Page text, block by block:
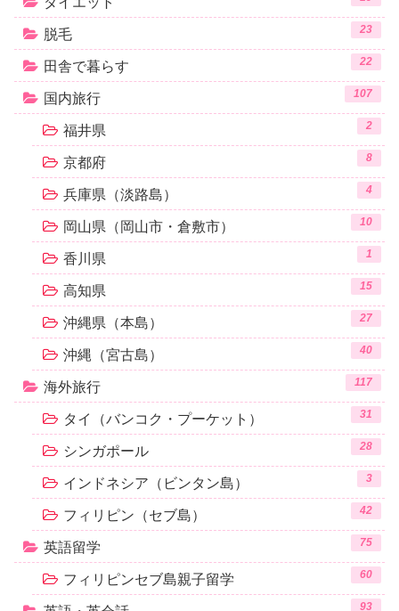
脱毛 23
田舎で暮らす 22
国内旅行 107
福井県 2
京都府 8
兵庫県（淡路島） 4
岡山県（岡山市・倉敷市） 10
香川県 1
高知県 15
沖縄県（本島） 27
沖縄（宮古島） 40
海外旅行 117
タイ（バンコク・プーケット） 31
シンガポール 28
インドネシア（ビンタン島） 3
フィリピン（セブ島） 42
英語留学 75
フィリピンセブ島親子留学 60
93